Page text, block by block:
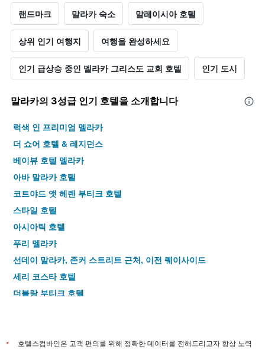
랜드마크 말라카 숙소 말레이시아 호텔
상위 인기 여행지 여행을 완성하세요
인기 급상승 중인 멜라카 그리스도 교회 호텔 인기 도시
말라카​의 3​성급 인기 호텔을 소개합니다
럭색 인 프리미엄 멜라카
더 쇼어 호텔 & 레지던스
베이뷰 호텔 멜라카
아바 말라카 호텔
코트야드 앳 헤렌 부티크 호텔
스타일 호텔
아시아틱 호텔
푸리 멜라카
선데이 말라카, 존커 스트리트 근처, 이전 퀘이사이드
세리 코스타 호텔
더블랑 부티크 호텔
프리마 호텔 멜라카
*
호텔스컴바인은 고객 편의를 위해 정확한 데이터를 전해드리고자 항상 노력